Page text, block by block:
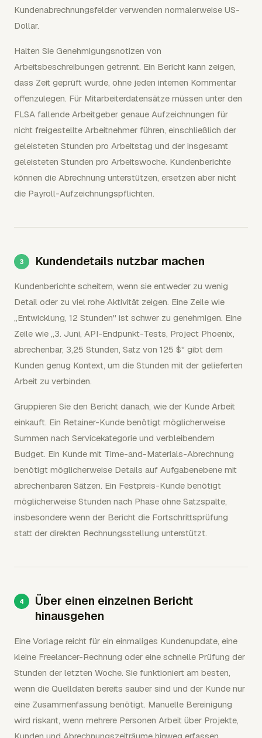
Kundenabrechnungsfelder verwenden normalerweise US-
Dollar.
Halten Sie Genehmigungsnotizen von
Arbeitsbeschreibungen getrennt. Ein Bericht kann zeigen,
dass Zeit geprüft wurde, ohne jeden internen Kommentar
offenzulegen. Für Mitarbeiterdatensätze müssen unter den
FLSA fallende Arbeitgeber genaue Aufzeichnungen für
nicht freigestellte Arbeitnehmer führen, einschließlich der
geleisteten Stunden pro Arbeitstag und der insgesamt
geleisteten Stunden pro Arbeitswoche. Kundenberichte
können die Abrechnung unterstützen, ersetzen aber nicht
die Payroll-Aufzeichnungspflichten.
Kundendetails nutzbar machen
Kundenberichte scheitern, wenn sie entweder zu wenig
Detail oder zu viel rohe Aktivität zeigen. Eine Zeile wie
„Entwicklung, 12 Stunden" ist schwer zu genehmigen. Eine
Zeile wie „3. Juni, API-Endpunkt-Tests, Project Phoenix,
abrechenbar, 3,25 Stunden, Satz von 125 $" gibt dem
Kunden genug Kontext, um die Stunden mit der gelieferten
Arbeit zu verbinden.
Gruppieren Sie den Bericht danach, wie der Kunde Arbeit
einkauft. Ein Retainer-Kunde benötigt möglicherweise
Summen nach Servicekategorie und verbleibendem
Budget. Ein Kunde mit Time-and-Materials-Abrechnung
benötigt möglicherweise Details auf Aufgabenebene mit
abrechenbaren Sätzen. Ein Festpreis-Kunde benötigt
möglicherweise Stunden nach Phase ohne Satzspalte,
insbesondere wenn der Bericht die Fortschrittsprüfung
statt der direkten Rechnungsstellung unterstützt.
Über einen einzelnen Bericht
hinausgehen
Eine Vorlage reicht für ein einmaliges Kundenupdate, eine
kleine Freelancer-Rechnung oder eine schnelle Prüfung der
Stunden der letzten Woche. Sie funktioniert am besten,
wenn die Quelldaten bereits sauber sind und der Kunde nur
eine Zusammenfassung benötigt. Manuelle Bereinigung
wird riskant, wenn mehrere Personen Arbeit über Projekte,
Kunden und Abrechnungszeiträume hinweg erfassen.